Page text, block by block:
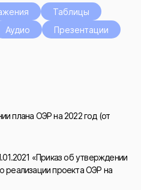
Таблицы
Аудио
Презентации
плана ОЭР на 2022 год (от
«Приказ об утверждении
реализации проекта ОЭР на